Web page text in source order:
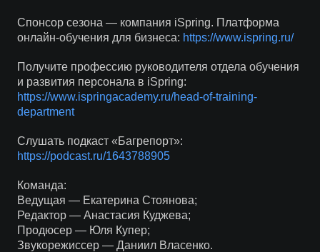
Спонсор сезона — компания iSpring. Платформа
онлайн-обучения для бизнеса: https://www.ispring.ru/
Получите профессию руководителя отдела обучения
и развития персонала в iSpring:
https://www.ispringacademy.ru/head-of-training-
department
Слушать подкаст «Багрепорт»:
https://podcast.ru/1643788905
Команда:
Ведущая — Екатерина Стоянова;
Редактор — Анастасия Куджева;
Продюсер — Юля Купер;
Звукорежиссер — Даниил Власенко.